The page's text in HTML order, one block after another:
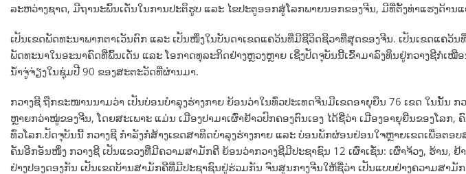
ລະຫວ່າງຊາດ, ມີຖານະພົ້ນເດັ່ນໃນການປະຕິຮູບ ແລະ ໄຂປະຕູອອກສູ່ໂລກພາຍນອກຂອງຈີນ, ມີທີ່ຕັ້ງທ່າແຮງດ້າ
ເປັນເຂດພັດທະນາພາກຕາເວັນຕົກ ແລະ ເປັນໜຶ່ງໃນບັນດາເຂດແຄວ້ນທີ່ມີຊີວິດຊີວາທີ່ສຸດຂອງຈີນ. ເປັນເຂດແຄວ້
ພັດທະນາໃນອະນາຄົດທີ່ພົ້ນເດັ່ນ ແລະ ໂອກາດທຸລະກິດຢ່າງຫຼວງຫຼາຍ ເຊິ່ງປັດຈຸບັນນີ້ເຂົ້າມາລົງທຶນຢູ່ກວາງຊີກໍເ
ນ້ຳຈູ່ຈ່ຽງໃນຊຸ່ມປີ 90 ຂອງສະຕະວັດທີ່ຜ່ານມາ.
ກວາງຊີ ຖືກຂະໜານນາມວ່າ ເປັນບ່ອນບຳລຸງຮ່າງກາຍ ຍ້ອນວ່າໃນທົ່ວປະເທດຈີນມີເຂດອາຍຸຍືນ 76 ເຂດ ໃນນັ້ນ
ຫຼາຍກວ່າໝູ່ຂອງຈີນ, ໂດຍສະເພາະ ແມ່ນ ເມືອງປາມາເຜົ່າຢ້າວປົກຄອງຕົນເອງ ໄດ້ຊື່ວ່າ ເມືອງອາຍຸຍືນຂອງໂລກ
ທົ່ວໂລກ.ປັດຈຸບັນນີ້ ກວາງຊີ ກຳລັງກໍ່ສ້າງເຂດສາທິດບຳລຸງຮ່າງກາຍ ແລະ ບ່ອນພັກຜ່ອນຢ່ອນໃຈຫຼາຍເຂດເພື່ອຕ
ຄັນອີກອັນໜຶ່ງ ກວາງຊີ ເປັນແຂວງທີ່ມີຄວາມສາມັກຄີ ຍ້ອນວ່າກວາງຊີມີປະຊາຊົນ 12 ເຜົ່າເຊັ່ນ: ເຜົ່າຈ້ວງ, ຮ້ານ,
ຢ່າງປອງດອງກັນ ເປັນເຂດບ້ານສາມັກຄີທີ່ມີປະຊາຊົນຢູ່ຮ່ວມກັນ ຈົນສູນກາງຈີນໃຫ້ຊື່ວ່າ ເປັນແບບຢ່າງຄວາມສາມັ